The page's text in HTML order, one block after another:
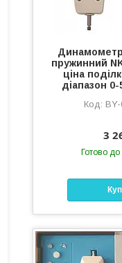
пружинний
ціна
діапазон 0-
3
Готово до